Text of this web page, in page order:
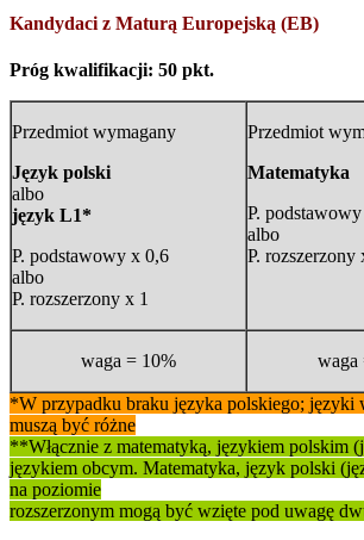
Kandydaci z Maturą Europejską (EB)
Próg kwalifikacji: 50 pkt.
Przedmiot wymagany
Język polski
albo
język L1*
P. podstawowy x 0,6
albo
P. rozszerzony x 1
Przedmiot
Matematyka
P.
albo
P. rozszerzony
waga = 10% waga
*W przypadku braku języka polskiego; języki
muszą być różne
**Włącznie z matematyką, językiem polskim
językiem obcym. Matematyka, język polski
na poziomie
rozszerzonym mogą być wzięte pod uwagę